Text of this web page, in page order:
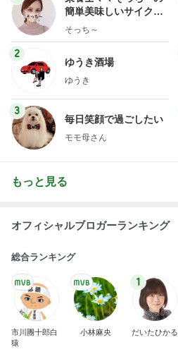
簡単美味しいサイクル
献立
そっち～
2
ゆうき酒場
ゆうき
3
毎日笑顔で過ごしたい
モモ母さん
もっと見る
オフィシャルブロガーランキング
総合ランキング
市川團十郎白
猿
小林麻央
1
だいたひかる